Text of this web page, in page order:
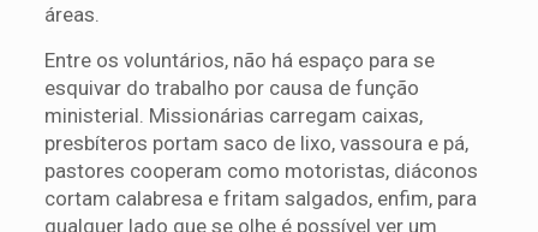
áreas.
Entre os voluntários, não há espaço para se
esquivar do trabalho por causa de função
ministerial. Missionárias carregam caixas,
presbíteros portam saco de lixo, vassoura e pá,
pastores cooperam como motoristas, diáconos
cortam calabresa e fritam salgados, enfim, para
qualquer lado que se olhe é possível ver um